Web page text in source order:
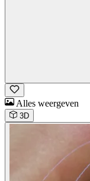
Alles weergeven
3D